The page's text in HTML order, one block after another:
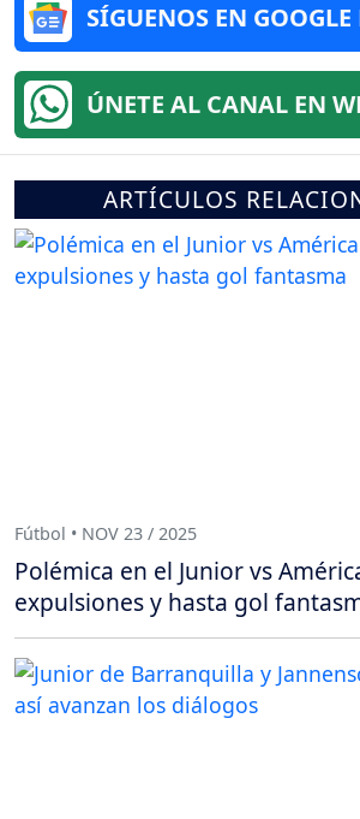
SÍGUENOS EN GOOGLE
ÚNETE AL CANAL EN
ARTÍCULOS
Fútbol • NOV 23 / 2025
Polémica en el Junior vs
expulsiones y hasta gol